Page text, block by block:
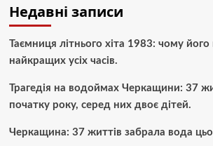
Недавні записи
Таємниця літнього хіта 1983: чому
найкращих усіх часів.
Трагедія на водоймах Черкащини: 37
початку року, серед них двоє дітей.
Черкащина: 37 життів забрала вода